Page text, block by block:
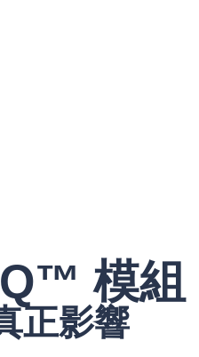
模組
正影響